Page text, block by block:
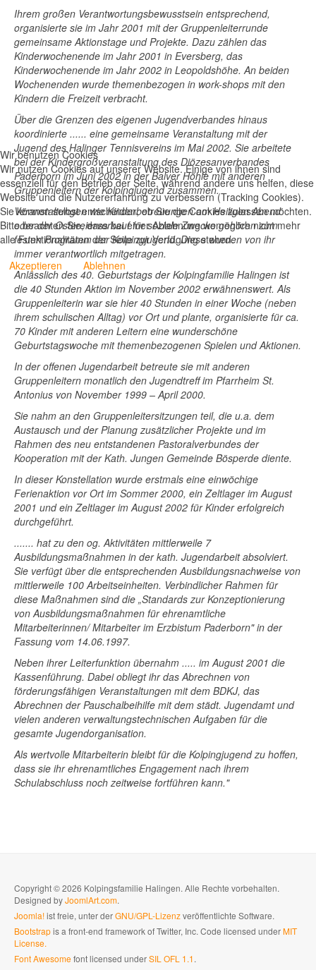
Ihrem großen Verantwortungsbewusstsein entsprechend,
organisierte sie im Jahr 2001 mit der Gruppenleiterrunde
gemeinsame Aktionstage und Projekte. Dazu zählen das
Kinderwochenende im Jahr 2001 in Eversberg, das
Kinderwochenende im Jahr 2002 in Leopoldshöhe. An beiden
Wochenenden wurde themenbezogen in work-shops mit den
Kindern die Freizeit verbracht.
Über die Grenzen des eigenen Jugendverbandes hinaus
koordinierte ...... eine gemeinsame Veranstaltung mit der
Jugend des Halinger Tennisvereins im Mai 2002. Sie arbeitete
bei der Kindergroßveranstaltung des Diözesanverbandes
Paderborn im Juni 2002 in der Balver Höhle mit anderen
Gruppenleitern der Kolpingjugend zusammen.
Veranstaltungen wie Kinderbetreuungen am Heiligen Abend
oder der Ostereierverkauf für soziale Zwecke gehören zum
festen Programm der Kolpingjugend. Diese wurden von ihr
immer verantwortlich mitgetragen.
Anlässlich des 40. Geburtstags der Kolpingfamilie Halingen ist
die 40 Stunden Aktion im November 2002 erwähnenswert. Als
Gruppenleiterin war sie hier 40 Stunden in einer Woche (neben
ihrem schulischen Alltag) vor Ort und plante, organisierte für ca.
70 Kinder mit anderen Leitern eine wunderschöne
Geburtstagswoche mit themenbezogenen Spielen und Aktionen.
In der offenen Jugendarbeit betreute sie mit anderen
Gruppenleitern monatlich den Jugendtreff im Pfarrheim St.
Antonius von November 1999 – April 2000.
Sie nahm an den Gruppenleitersitzungen teil, die u.a. dem
Austausch und der Planung zusätzlicher Projekte und im
Rahmen des neu entstandenen Pastoralverbundes der
Kooperation mit der Kath. Jungen Gemeinde Bösperde diente.
In dieser Konstellation wurde erstmals eine einwöchige
Ferienaktion vor Ort im Sommer 2000, ein Zeltlager im August
2001 und ein Zeltlager im August 2002 für Kinder erfolgreich
durchgeführt.
....... hat zu den og. Aktivitäten mittlerweile 7
Ausbildungsmaßnahmen in der kath. Jugendarbeit absolviert.
Sie verfügt über die entsprechenden Ausbildungsnachweise von
mittlerweile 100 Arbeitseinheiten. Verbindlicher Rahmen für
diese Maßnahmen sind die „Standards zur Konzeptionierung
von Ausbildungsmaßnahmen für ehrenamtliche
Mitarbeiterinnen/ Mitarbeiter im Erzbistum Paderborn" in der
Fassung vom 14.06.1997.
Neben ihrer Leiterfunktion übernahm ..... im August 2001 die
Kassenführung. Dabei obliegt ihr das Abrechnen von
förderungsfähigen Veranstaltungen mit dem BDKJ, das
Abrechnen der Pauschalbeihilfe mit dem städt. Jugendamt und
vielen anderen verwaltungstechnischen Aufgaben für die
gesamte Jugendorganisation.
Als wertvolle Mitarbeiterin bleibt für die Kolpingjugend zu hoffen,
dass sie ihr ehrenamtliches Engagement nach ihrem
Schulabschluss noch zeitweise fortführen kann."
Copyright © 2026 Kolpingsfamilie Halingen. Alle Rechte vorbehalten.
Designed byJoomlArt.com.
Joomla!ist freie, unter derGNU/GPL-Lizenzveröffentlichte Software.
Bootstrapis a front-end framework of Twitter, Inc. Code licensed underMIT
License.
Font Awesomefont licensed underSIL OFL 1.1.
Wir benutzen Cookies
Wir nutzen Cookies auf unserer Website. Einige von ihnen sind
essenziell für den Betrieb der Seite, während andere uns helfen, diese
Website und die Nutzererfahrung zu verbessern (Tracking Cookies).
Sie können selbst entscheiden, ob Sie die Cookies zulassen möchten.
Bitte beachten Sie, dass bei einer Ablehnung womöglich nicht mehr
alle Funktionalitäten der Seite zur Verfügung stehen.
Akzeptieren
Ablehnen